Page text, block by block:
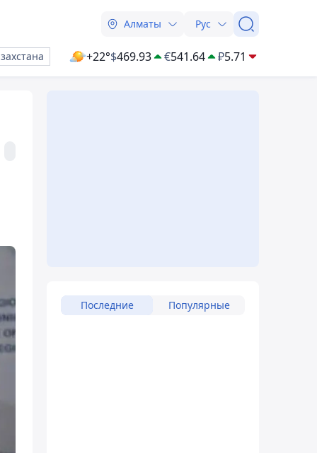
Алматы Рус
+22°$469.93 €541.64 ₽5.71
Последние Популярные